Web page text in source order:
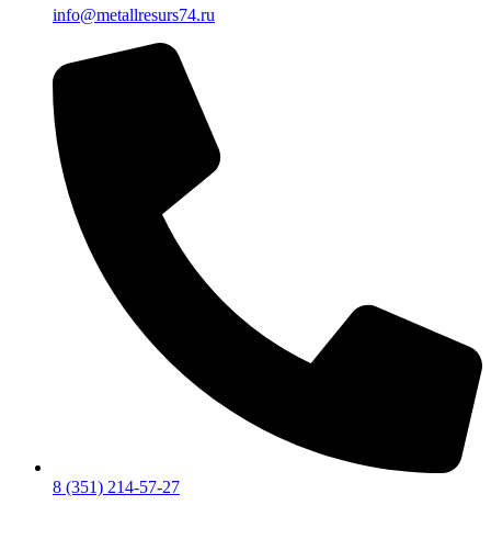
info@metallresurs74.ru
8 (351) 214-57-27